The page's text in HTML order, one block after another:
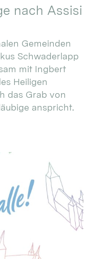
nach Assisi
Gemeinden
Schwaderlapp
mit Ingbert
Heiligen
das Grab von
anspricht.